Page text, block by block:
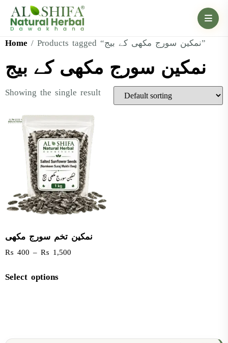
Home / Products tagged “نمکین سورج مکھی کے بیج”
نمکین سورج مکھی کے بیج
Showing the single result
نمکین تخم سورج مکھی
₨ 400 – ₨ 1,500
Select options